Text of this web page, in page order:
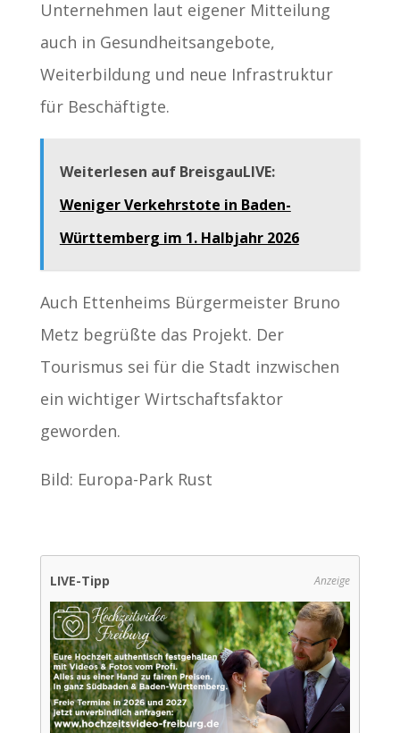
Unternehmen laut eigener Mitteilung
auch in Gesundheitsangebote,
Weiterbildung und neue Infrastruktur
für Beschäftigte.
Weiterlesen auf BreisgauLIVE:
Weniger Verkehrstote in Baden-
Württemberg im 1. Halbjahr 2026
Auch Ettenheims Bürgermeister Bruno
Metz begrüßte das Projekt. Der
Tourismus sei für die Stadt inzwischen
ein wichtiger Wirtschaftsfaktor
geworden.
Bild: Europa-Park Rust
LIVE-Tipp Anzeige